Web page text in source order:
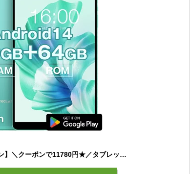
【1000円OFFクーポン】＼クーポンで11780円★／タブレット 本体 8インチ P85T teclast メモリ10GB 64GB wi-fi android 人気 おすすめ タブレット端末 PC 大画面 Youtube対応 【タブレットPC ランキング 新品 wi-fiモデル ゲーム アプリ アンドロイド 2024】